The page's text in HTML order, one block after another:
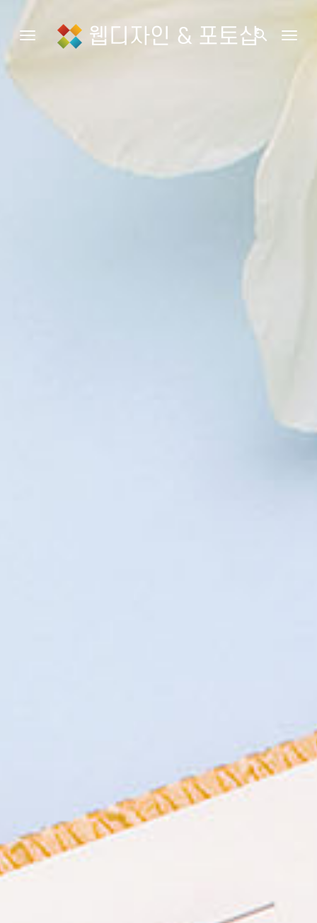
Toggle navigation웹디자인 & 포토샵search